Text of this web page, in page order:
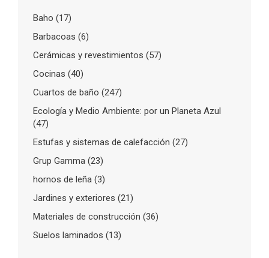
Baho (17)
Barbacoas (6)
Cerámicas y revestimientos (57)
Cocinas (40)
Cuartos de baño (247)
Ecología y Medio Ambiente: por un Planeta Azul
(47)
Estufas y sistemas de calefacción (27)
Grup Gamma (23)
hornos de leña (3)
Jardines y exteriores (21)
Materiales de construcción (36)
Suelos laminados (13)